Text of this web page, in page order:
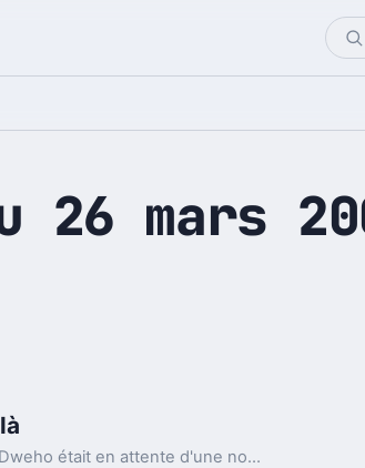
26 mars
On en a déjà entendu parler ici, là ou encore ici, Dweho était en attente d'une nouvelle version avec une toute nouvelle mouture bien plus tirée vers un web innovant.